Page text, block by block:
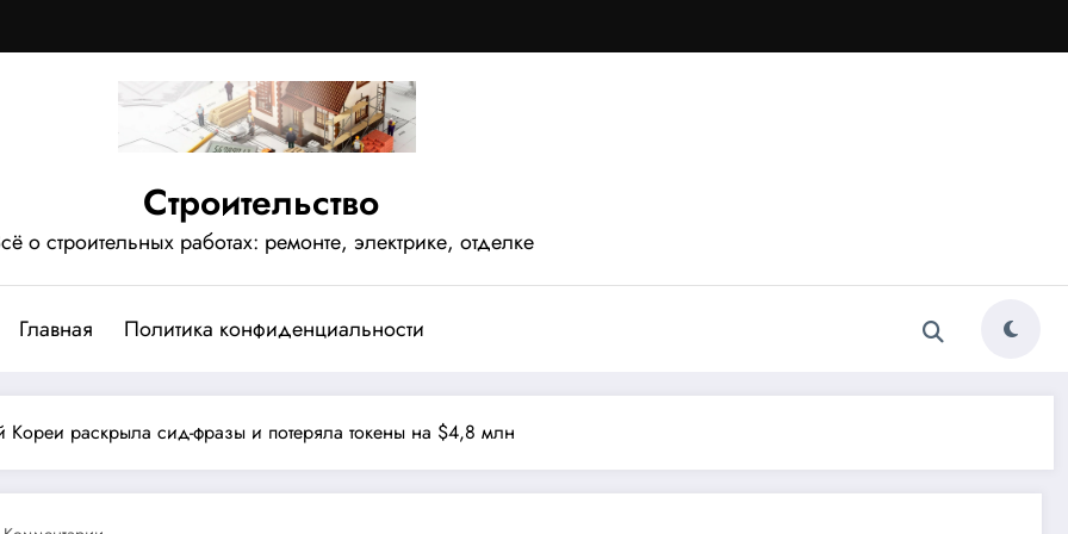
Строительство
о строительных работах: ремонте, электрике, отделке
Главная Политика конфиденциальности
раскрыла сид-фразы и потеряла токены на $4,8 млн